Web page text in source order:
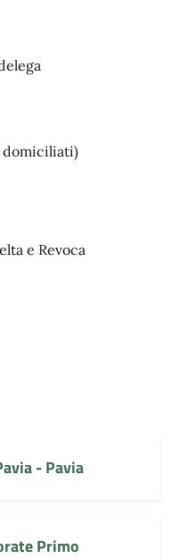
e Revoca
- Pavia
Primo